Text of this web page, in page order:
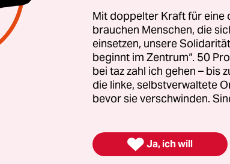
Blick ist die Zahl schon
gingen bis Mitte der 1960er Jahre,
und sich darüber freuen, dass sie
Wir haben bei den Anhörungen
dass wir nur mit sehr wenigen
häufig von Zeitungen gefragt
wundert es mich auch nicht, dass so
Mit doppelter Kraft für eine
brauchen Menschen, die
einsetzen, unsere
beginnt im Zentrum“. 50
bei taz zahl ich gehen – bis
die linke, selbstverwaltete
bevor sie verschwinden.
 Ja, ich will